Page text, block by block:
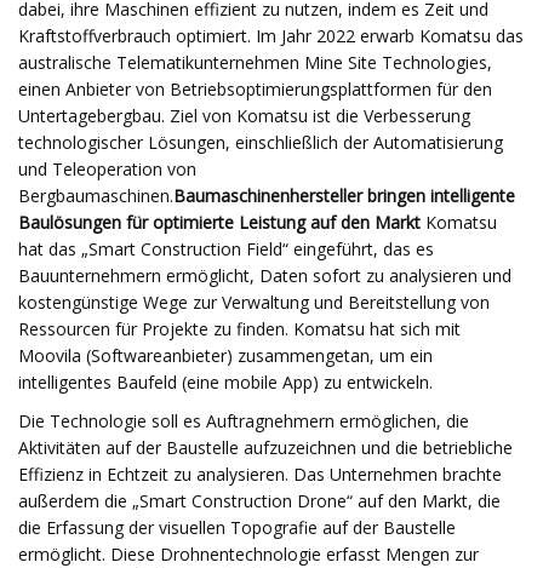
dabei, ihre Maschinen effizient zu nutzen, indem es Zeit und
Kraftstoffverbrauch optimiert. Im Jahr 2022 erwarb Komatsu das
australische Telematikunternehmen Mine Site Technologies,
einen Anbieter von Betriebsoptimierungsplattformen für den
Untertagebergbau. Ziel von Komatsu ist die Verbesserung
technologischer Lösungen, einschließlich der Automatisierung
und Teleoperation von
Bergbaumaschinen.Baumaschinenhersteller bringen intelligente
Baulösungen für optimierte Leistung auf den Markt Komatsu
hat das „Smart Construction Field“ eingeführt, das es
Bauunternehmern ermöglicht, Daten sofort zu analysieren und
kostengünstige Wege zur Verwaltung und Bereitstellung von
Ressourcen für Projekte zu finden. Komatsu hat sich mit
Moovila (Softwareanbieter) zusammengetan, um ein
intelligentes Baufeld (eine mobile App) zu entwickeln.
Die Technologie soll es Auftragnehmern ermöglichen, die
Aktivitäten auf der Baustelle aufzuzeichnen und die betriebliche
Effizienz in Echtzeit zu analysieren. Das Unternehmen brachte
außerdem die „Smart Construction Drone“ auf den Markt, die
die Erfassung der visuellen Topografie auf der Baustelle
ermöglicht. Diese Drohnentechnologie erfasst Mengen zur